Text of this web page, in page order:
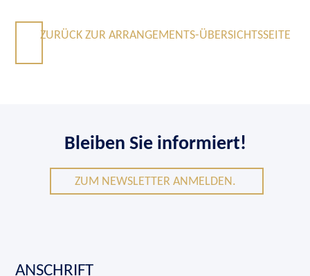
ZURÜCK ZUR ARRANGEMENTS-ÜBERSICHTSSEITE
Bleiben Sie informiert!
ZUM NEWSLETTER ANMELDEN.
ANSCHRIFT